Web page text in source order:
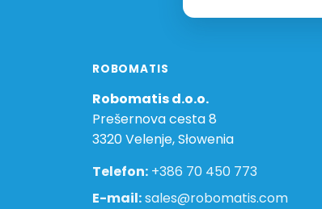
ROBOMATIS
Robomatis d.o.o.
Prešernova cesta 8
3320 Velenje, Słowenia
Telefon: +386 70 450 773
E-mail:sales@robomatis.com